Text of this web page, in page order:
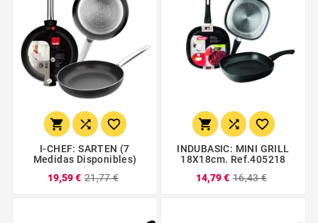
  
I-CHEF: SARTEN (7
Medidas Disponibles)
19,59 € 21,77 €
  
INDUBASIC: MINI GRILL
18X18cm. Ref.405218
14,79 € 16,43 €